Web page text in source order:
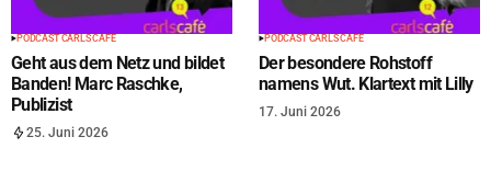
PODCAST CARLS CAFÉ
Geht aus dem Netz und bildet
Banden! Marc Raschke,
Publizist
25. Juni 2026
PODCAST CARLS CAFÉ
Der besondere Rohstoff
namens Wut. Klartext mit Lilly
17. Juni 2026